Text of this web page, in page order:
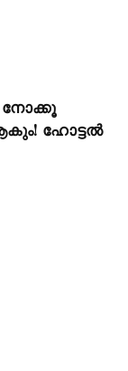
നോക്കൂ
ആകും! ഹോട്ടൽ